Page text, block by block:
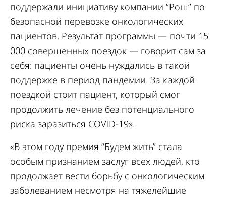
поддержали инициативу компании “Рош” по
безопасной перевозке онкологических
пациентов. Результат программы — почти 15
000 совершенных поездок — говорит сам за
себя: пациенты очень нуждались в такой
поддержке в период пандемии. За каждой
поездкой стоит пациент, который смог
продолжить лечение без потенциального
риска заразиться COVID-19».
«В этом году премия “Будем жить” стала
особым признанием заслуг всех людей, кто
продолжает вести борьбу с онкологическим
заболеванием несмотря на тяжелейшие